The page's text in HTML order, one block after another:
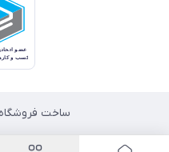
ساخت